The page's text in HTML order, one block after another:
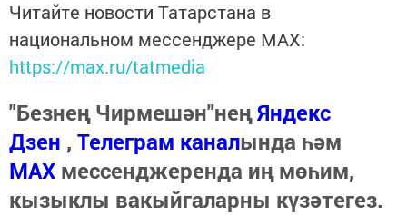
Читайте новости Татарстана в
национальном мессенджере MАХ:
https://max.ru/tatmedia
"Безнең Чирмешән"неңЯндекс
Дзен , Телеграм каналында һәм
МАХ мессенджеренда иң мөһим,
кызыклы вакыйгаларны күзәтегез.